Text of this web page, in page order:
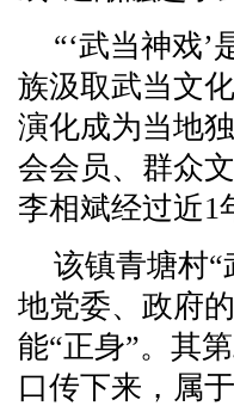
“‘武当神戏
族汲取武当文
演化成为当地
会会员、群众
李相斌经过近1
该镇青塘村“
地党委、政府
能“正身”。其
口传下来，属